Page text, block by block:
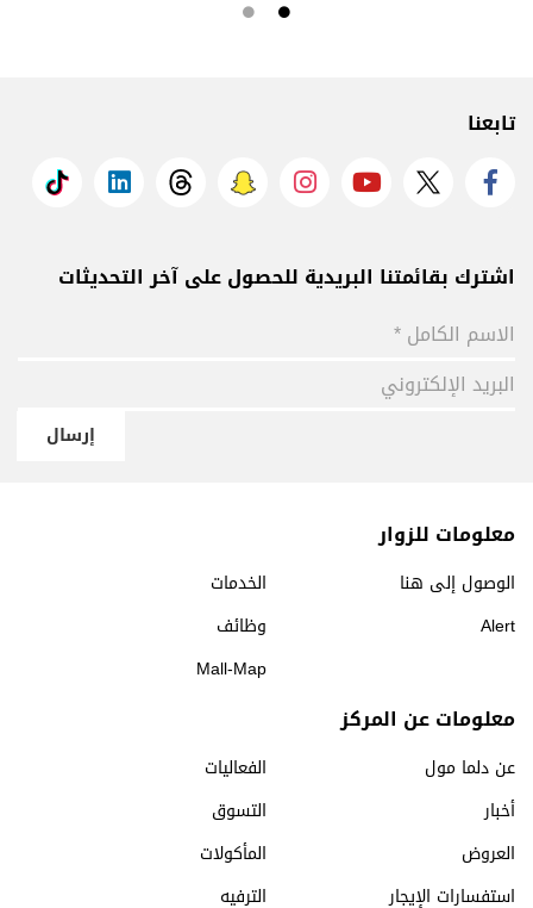
تابعنا
اشترك بقائمتنا البريدية للحصول على آخر التحديثات
إرسال
معلومات للزوار
الخدمات
الوصول إلى هنا
وظائف
Alert
Mall-Map
معلومات عن المركز
عن دلما مول
الفعاليات
أخبار
التسوق
العروض
المأكولات
استفسارات الإيجار
الترفيه